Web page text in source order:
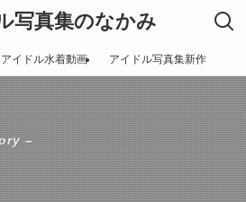
写真集のなかみ
アイドル水着動画 アイドル写真集新作
–